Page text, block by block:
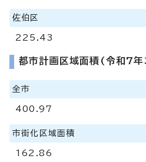
佐伯区
225.43
都市計画区域面積(令和7
全市
400.97
市街化区域面積
162.86